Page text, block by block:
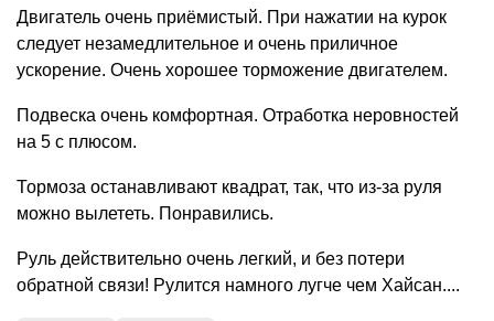
Двигатель очень приёмистый. При нажатии на курок
следует незамедлительное и очень приличное
ускорение. Очень хорошее торможение двигателем.
Подвеска очень комфортная. Отработка неровностей
на 5 с плюсом.
Тормоза останавливают квадрат, так, что из-за руля
можно вылететь. Понравились.
Руль действительно очень легкий, и без потери
обратной связи! Рулится намного лугче чем Хайсан....